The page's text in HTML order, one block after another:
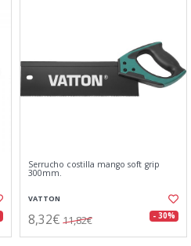
Serrucho costilla mango soft grip
300mm.
VATTON
8,32€ 11,82€ - 30%